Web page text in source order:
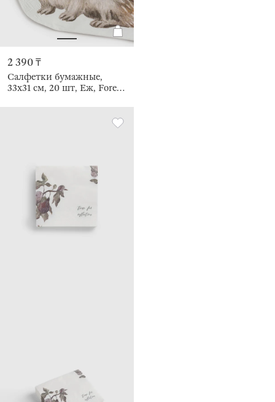
2 390 ₸
Салфетки бумажные,
33х31 см, 20 шт, Еж, Forest